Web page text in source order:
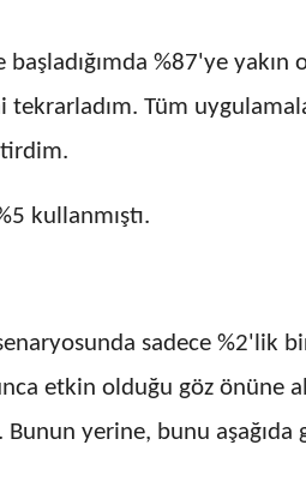
%87'ye yakın
Tüm
kullanmıştı.
sadece %2'lik
etkin olduğu göz önüne
yerine, bunu aşağıda